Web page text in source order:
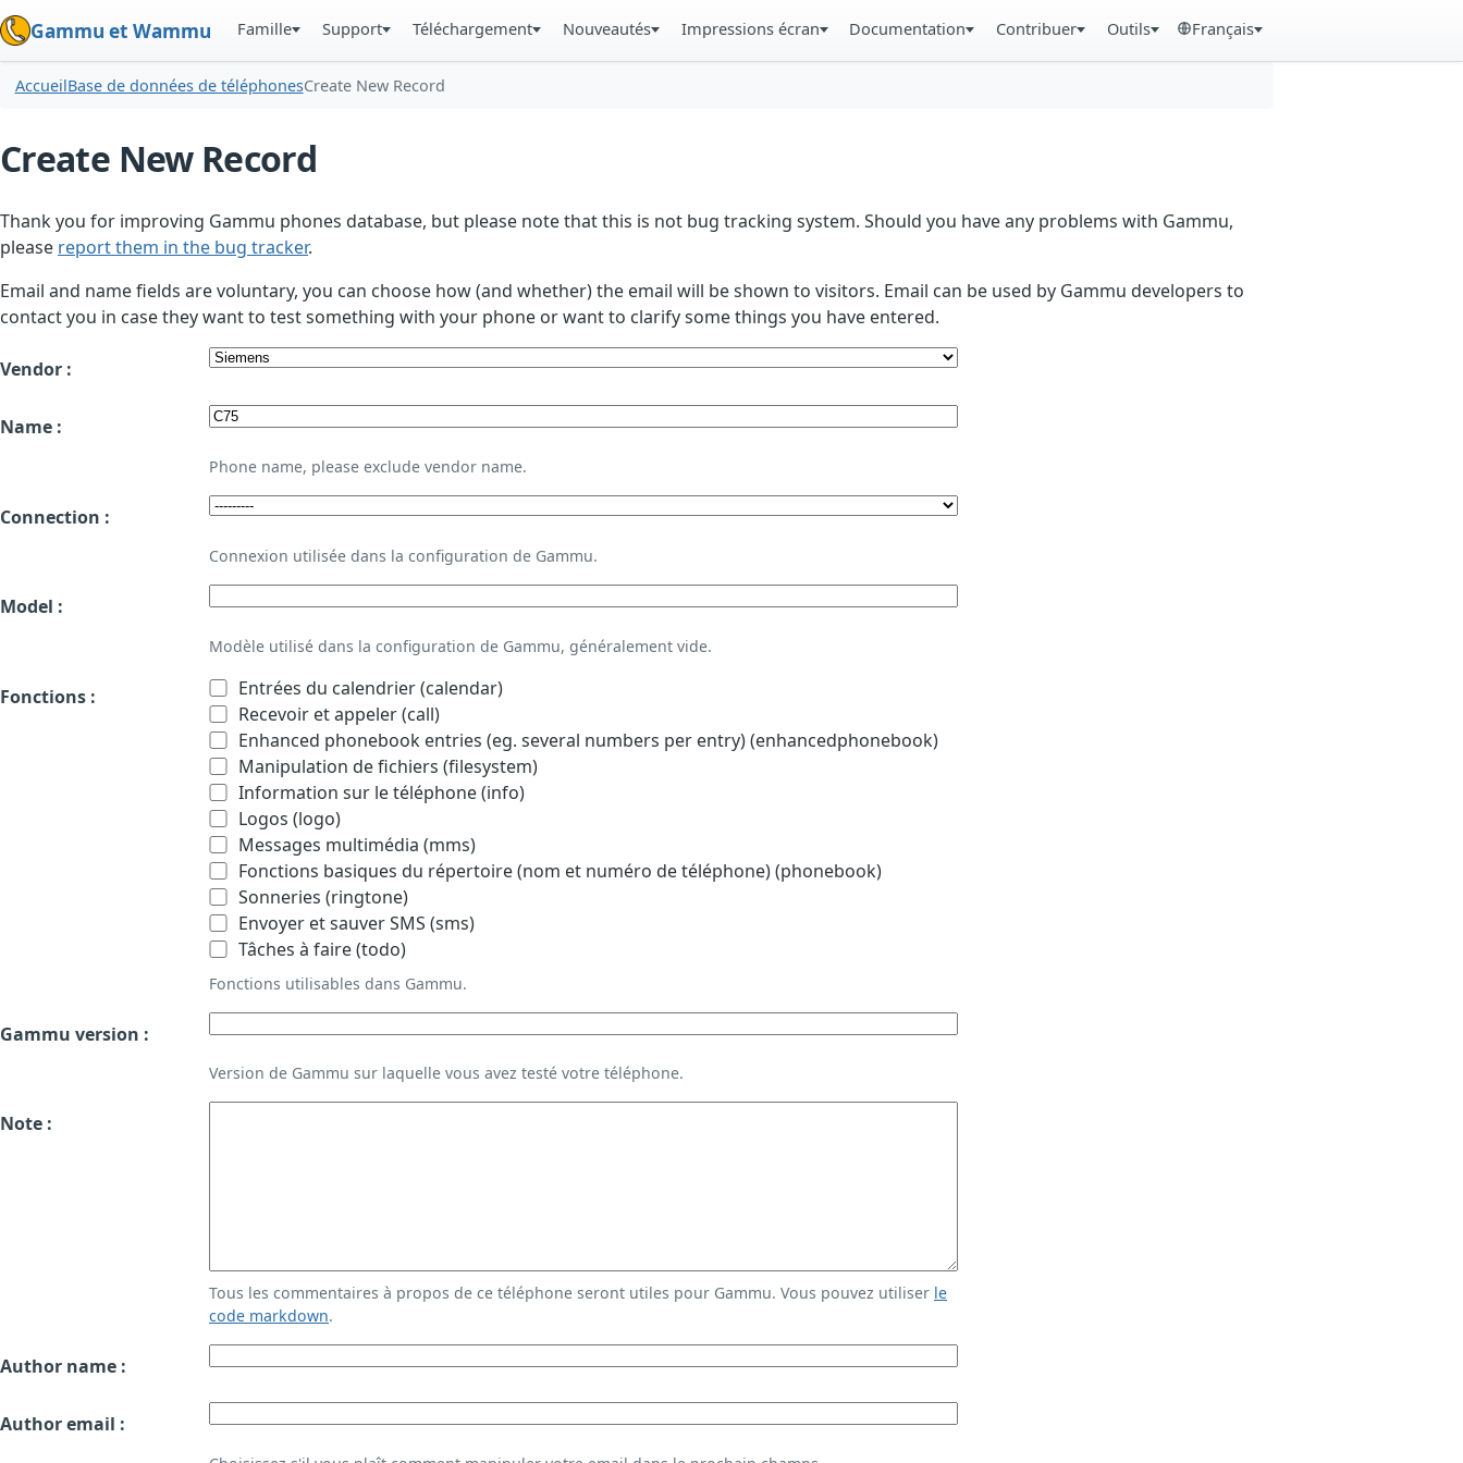
Gammu et Wammu Famille Support Téléchargement Nouveautés Impressions écran Documentation Contribuer Outils Français
AccueilBase de données de téléphonesCreate New Record
Create New Record
Thank you for improving Gammu phones database, but please note that this is not bug tracking system. Should you have any problems with Gammu,
please report them in the bug tracker.
Email and name fields are voluntary, you can choose how (and whether) the email will be shown to visitors. Email can be used by Gammu developers to
contact you in case they want to test something with your phone or want to clarify some things you have entered.
Vendor :
Name :
Phone name, please exclude vendor name.
Connection :
Connexion utilisée dans la configuration de Gammu.
Model :
Modèle utilisé dans la configuration de Gammu, généralement vide.
Fonctions :
Entrées du calendrier (calendar)
Recevoir et appeler (call)
Enhanced phonebook entries (eg. several numbers per entry) (enhancedphonebook)
Manipulation de fichiers (filesystem)
Information sur le téléphone (info)
Logos (logo)
Messages multimédia (mms)
Fonctions basiques du répertoire (nom et numéro de téléphone) (phonebook)
Sonneries (ringtone)
Envoyer et sauver SMS (sms)
Tâches à faire (todo)
Fonctions utilisables dans Gammu.
Gammu version :
Version de Gammu sur laquelle vous avez testé votre téléphone.
Note :
Tous les commentaires à propos de ce téléphone seront utiles pour Gammu. Vous pouvez utiliser le
code markdown.
Author name :
Author email :